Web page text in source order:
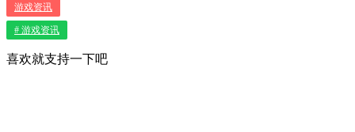
游戏资讯
# 游戏资讯
喜欢就支持一下吧